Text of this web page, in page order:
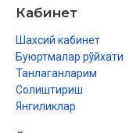
Кабинет
Шахсий кабинет
Буюртмалар рўйхати
Танлаганларим
Солиштириш
Янгиликлар